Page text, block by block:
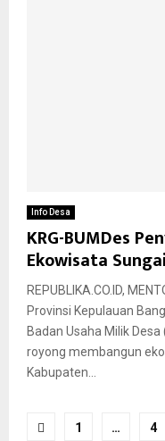
Info Desa
KRG-BUMDes
Ekowisata
REPUBLIKA.CO.ID,
Provinsi Kepulauan
Badan Usaha Milik
royong membangun
Kabupaten...
1 … 4